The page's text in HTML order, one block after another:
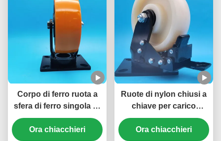
Corpo di ferro ruota a
sfera di ferro singola 5"
Placca di acciaio ruote a
rotelle chiudibili ruote
Ora chiacchieri
Ruote di nylon chiusi a
chiave per carico
pesante Supper Extra
Heavy Duty Casters Ball
Ora chiacchieri